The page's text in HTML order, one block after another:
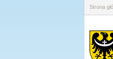
Strona